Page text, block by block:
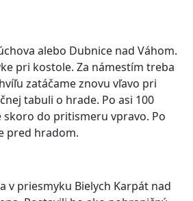
alebo Dubnice nad Váhom.
pri kostole. Za námestím treba
zatáčame znovu vľavo pri
tabuli o hrade. Po asi 100
do pritismeru vpravo. Po
pred hradom.
v priesmyku Bielych Karpát nad